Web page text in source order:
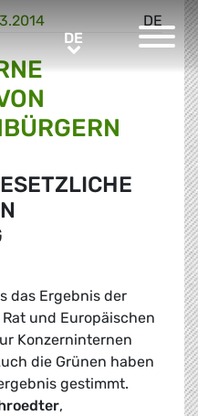
DEDE
DE
das Ergebnis der
und Europäischen
Konzerninternen
die Grünen haben
gestimmt.
,